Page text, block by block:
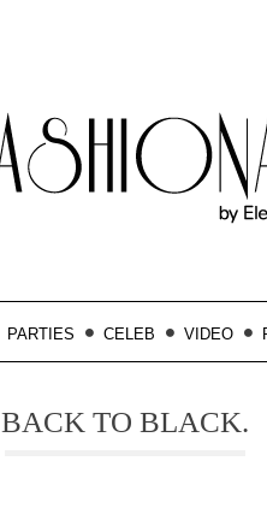
PARTIES CELEB VIDEO
BACK TO BLACK.